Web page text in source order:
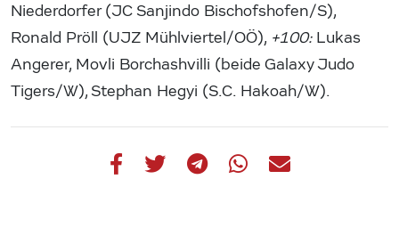
Niederdorfer (JC Sanjindo Bischofshofen/S),
Ronald Pröll (UJZ Mühlviertel/OÖ), +100: Lukas
Angerer, Movli Borchashvilli (beide Galaxy Judo
Tigers/W), Stephan Hegyi (S.C. Hakoah/W).